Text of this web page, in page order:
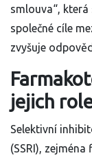
smlouva“,
společné cíle
zvyšuje
jejich
Selektivní
(SSRI),